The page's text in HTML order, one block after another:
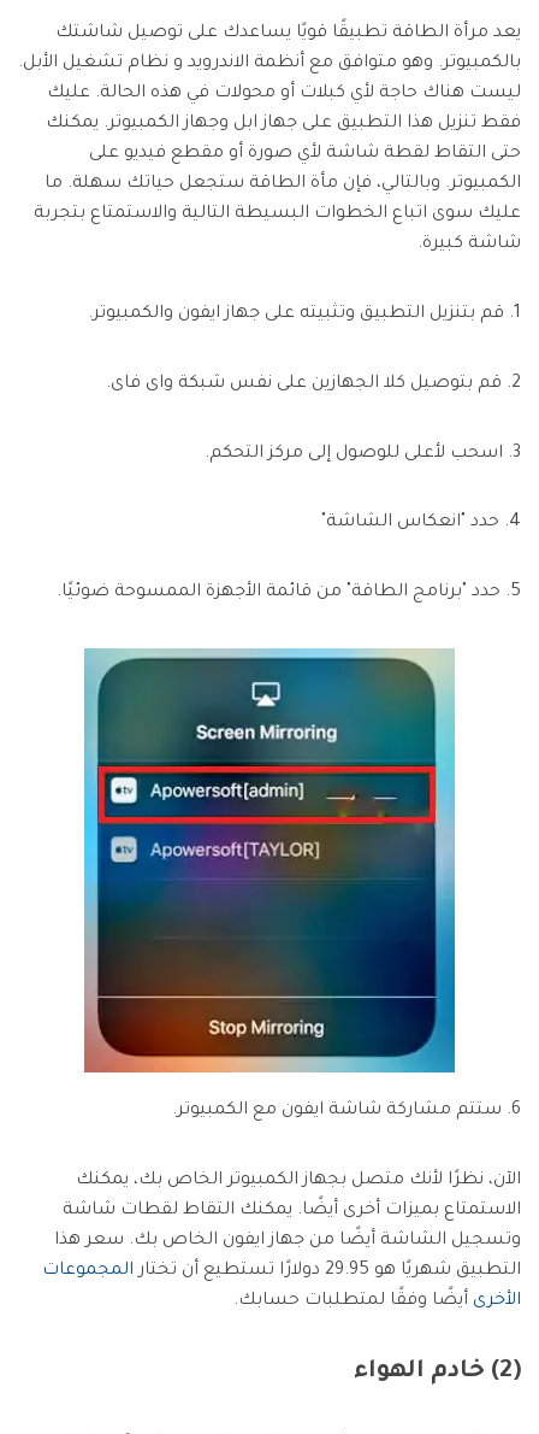
يعد مرأة الطاقة تطبيقًا قويًا يساعدك على توصيل شاشتك
بالكمبيوتر. وهو متوافق مع أنظمة الاندرويد و نظام تشغيل الأبل.
ليست هناك حاجة لأي كبلات أو محولات في هذه الحالة. عليك
فقط تنزيل هذا التطبيق على جهاز ابل وجهاز الكمبيوتر. يمكنك
حتى التقاط لقطة شاشة لأي صورة أو مقطع فيديو على
الكمبيوتر. وبالتالي، فإن مأة الطاقة ستجعل حياتك سهلة. ما
عليك سوى اتباع الخطوات البسيطة التالية والاستمتاع بتجربة
شاشة كبيرة.
1. قم بتنزيل التطبيق وتثبيته على جهاز ايفون والكمبيوتر.
2. قم بتوصيل كلا الجهازين على نفس شبكة واى فاى.
3. اسحب لأعلى للوصول إلى مركز التحكم.
4. حدد "انعكاس الشاشة"
5. حدد "برنامج الطاقة" من قائمة الأجهزة الممسوحة ضوئيًا.
6. ستتم مشاركة شاشة ايفون مع الكمبيوتر.
الآن، نظرًا لأنك متصل بجهاز الكمبيوتر الخاص بك، يمكنك
الاستمتاع بميزات أخرى أيضًا. يمكنك التقاط لقطات شاشة
وتسجيل الشاشة أيضًا من جهاز ايفون الخاص بك. سعر هذا
التطبيق شهريًا هو 29.95 دولارًا تستطيع أن تختار
المجموعات
الأخرى أيضًا وفقًا لمتطلبات حسابك.
(2) خادم الهواء